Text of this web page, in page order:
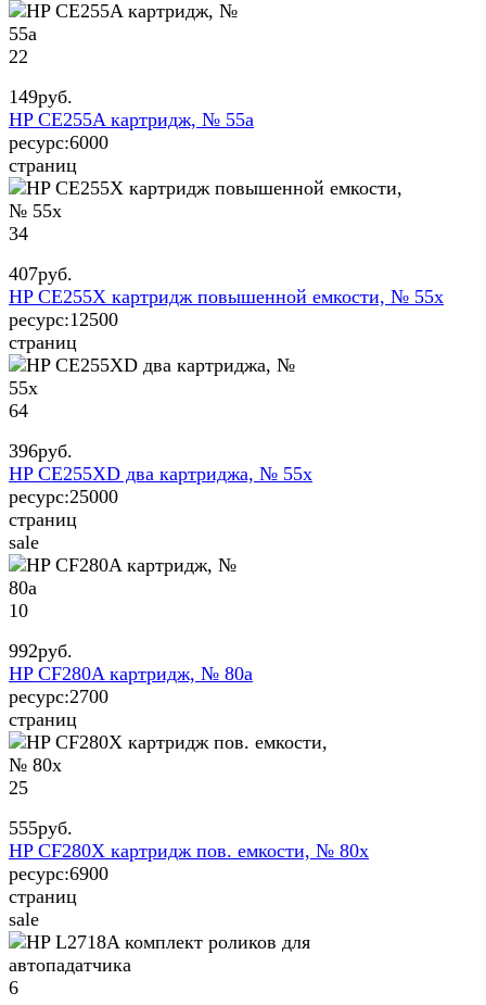
22
149руб.
HP CE255A картридж, № 55a
ресурс:6000
страниц
34
407руб.
HP CE255X картридж повышенной емкости, № 55x
ресурс:12500
страниц
64
396руб.
HP CE255XD два картриджа, № 55x
ресурс:25000
страниц
sale
10
992руб.
HP CF280A картридж, № 80a
ресурс:2700
страниц
25
555руб.
HP CF280X картридж пов. емкости, № 80x
ресурс:6900
страниц
sale
6